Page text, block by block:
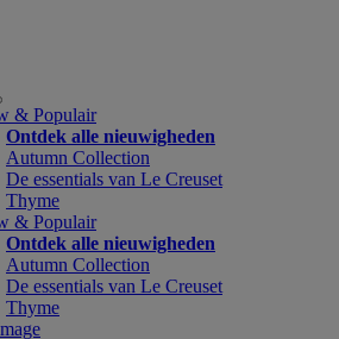
& Populair
Ontdek alle nieuwigheden
Autumn Collection
De essentials van Le Creuset
Thyme
& Populair
Ontdek alle nieuwigheden
Autumn Collection
De essentials van Le Creuset
Thyme